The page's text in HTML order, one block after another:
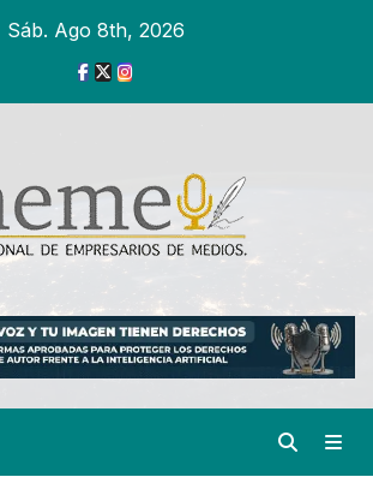
Sáb. Ago 8th, 2026